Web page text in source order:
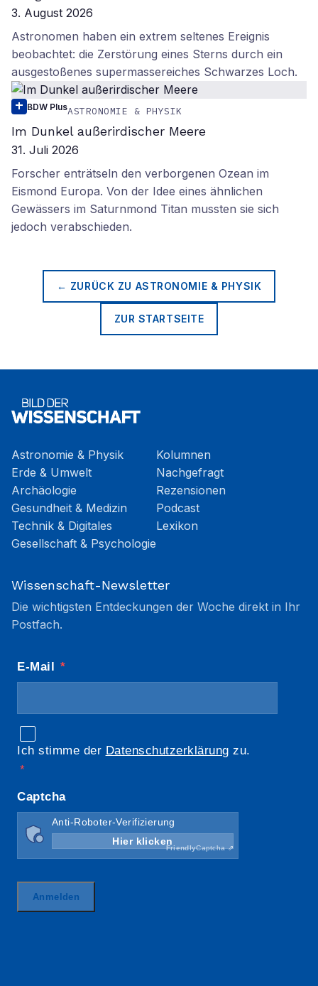
3. August 2026
Astronomen haben ein extrem seltenes Ereignis
beobachtet: die Zerstörung eines Sterns durch ein
ausgestoßenes supermassereiches Schwarzes Loch.
BDW PlusASTRONOMIE & PHYSIK
Im Dunkel außerirdischer Meere
31. Juli 2026
Forscher enträtseln den verborgenen Ozean im
Eismond Europa. Von der Idee eines ähnlichen
Gewässers im Saturnmond Titan mussten sie sich
jedoch verabschieden.
← ZURÜCK ZU ASTRONOMIE & PHYSIK
ZUR STARTSEITE
Astronomie & Physik
Erde & Umwelt
Archäologie
Gesundheit & Medizin
Technik & Digitales
Gesellschaft & Psychologie
Kolumnen
Nachgefragt
Rezensionen
Podcast
Lexikon
Wissenschaft-Newsletter
Die wichtigsten Entdeckungen der Woche direkt in Ihr
Postfach.